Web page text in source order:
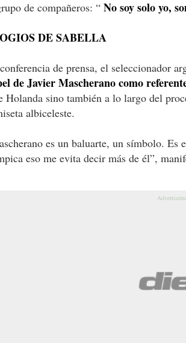
de compañeros: “ No soy solo yo,
DE SABELLA
de prensa, el seleccionador
de Javier Mascherano como
Holanda sino también a lo largo del
albiceleste.
es un baluarte, un símbolo.
eso me evita decir más de él”,